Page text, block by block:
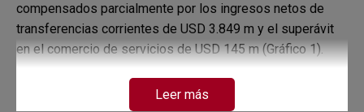
compensados parcialmente por los ingresos netos de
transferencias corrientes de USD 3.849 m y el superávit
en el comercio de servicios de USD 145 m (Gráfico 1).
Gráfico 1. Componentes de la cuenta corriente de la
balanza de pagos de Colombia
Leer más